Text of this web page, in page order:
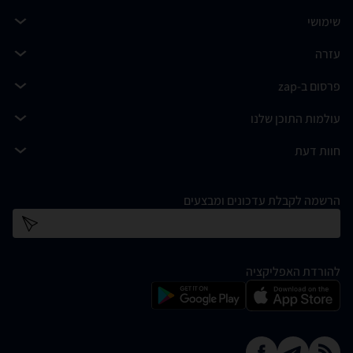
שימושי
עזרה
פרסום ב-zap
עולמות התוכן שלנו
חוות דעת
הרשמה לקבלת עדכונים ומבצעים
להורדת האפליקציה